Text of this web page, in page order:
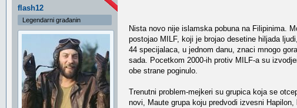
flash12
Legendarni građanin
Nista novo nije islamska pobuna na Filipinima.
postojao MILF, koji je brojao desetine hiljada
44 specijalaca, u jednom danu, znaci mnogo
sada. Pocetkom 2000-ih protiv MILF-a su
obe strane poginulo.
Trenutni problem-mejkeri su grupica koja se
novi, Maute grupa koju predvodi izvesni